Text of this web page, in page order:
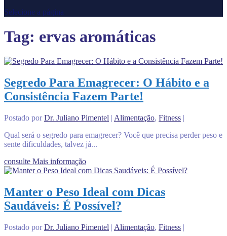
Selecione a página
Tag: ervas aromáticas
Segredo Para Emagrecer: O Hábito e a
Consistência Fazem Parte!
Postado porDr. Juliano Pimentel | Alimentação, Fitness |
Qual será o segredo para emagrecer? Você que precisa perder peso e
sente dificuldades, talvez já...
consulte Mais informação
Manter o Peso Ideal com Dicas
Saudáveis: É Possível?
Postado porDr. Juliano Pimentel | Alimentação, Fitness |